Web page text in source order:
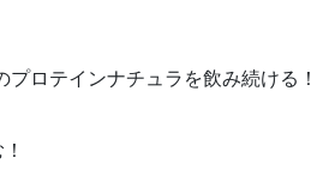
ロテインナチュラを飲み続ける！